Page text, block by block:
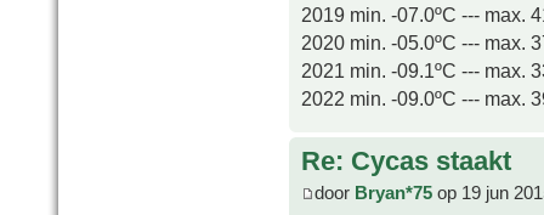
2019 min. -07.0ºC --- max.
2020 min. -05.0ºC --- max.
2021 min. -09.1ºC --- max.
2022 min. -09.0ºC --- max.
Re: Cycas staakt
door Bryan*75 op 19 jun